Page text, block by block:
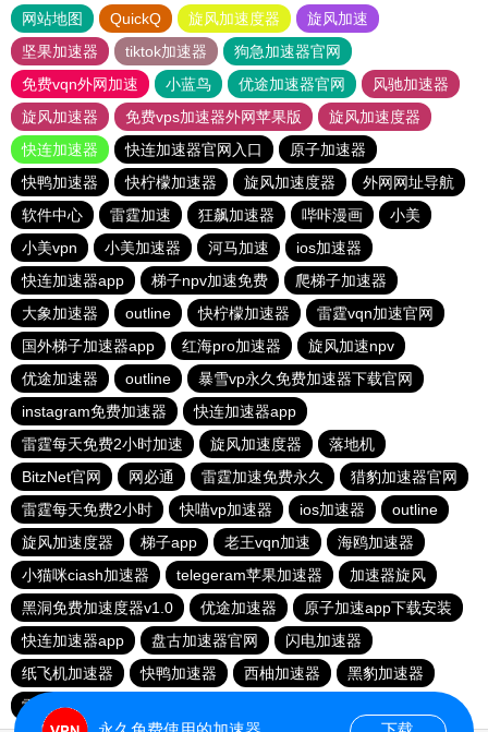
网站地图 QuickQ 旋风加速度器
旋风加速
坚果加速器
tiktok加速器
狗急加速器官网
免费vqn外网加速
小蓝鸟 优途加速器官网
风驰加速器
旋风加速器
免费vps加速器外网苹果版
旋风加速度器
快连加速器
快连加速器官网入口
原子加速器
快鸭加速器
快柠檬加速器 旋风加速度器
外网网址导航
软件中心
雷霆加速 狂飙加速器 哔咔漫画
小美
小美vpn
小美加速器 河马加速
ios加速器
快连加速器app
梯子npv加速免费
爬梯子加速器
大象加速器
outline 快柠檬加速器
雷霆vqn加速官网
国外梯子加速器app
红海pro加速器
旋风加速npv
优途加速器
outline
暴雪vp永久免费加速器下载官网
instagram免费加速器
快连加速器app
雷霆每天免费2小时加速
旋风加速度器
落地机
BitzNet官网
网必通 雷霆加速免费永久
猎豹加速器官网
雷霆每天免费2小时
快喵vp加速器 ios加速器
outline
旋风加速度器
梯子app 老王vqn加速
海鸥加速器
小猫咪ciash加速器
telegeram苹果加速器
加速器旋风
黑洞免费加速度器v1.0
优途加速器
原子加速app下载安装
快连加速器app
盘古加速器官网
闪电加速器
纸飞机加速器
快鸭加速器 西柚加速器
黑豹加速器
雷霆加器速